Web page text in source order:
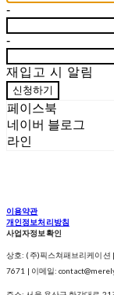
-
-
재입고 시 알림
신청하기
페이스북
네이버 블로그
라인
이용약관
개인정보처리방침
사업자정보확인
상호: (주)픽스쳐패브리케이션
7671 | 이메일: